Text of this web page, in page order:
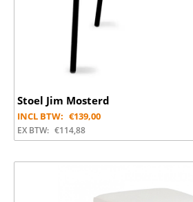
Stoel Jim Mosterd
INCL BTW: €139,00
EX BTW: €114,88